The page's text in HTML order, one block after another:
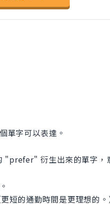
單字可以表達。
衍生出來的單字，
的通勤時間是更理想的。